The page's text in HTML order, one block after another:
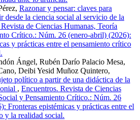
Razonar y pensar: claves para
desde la ciencia social al servicio de la
de Ciencias Humanas, Teoría
Crítico.: Núm. 26 (enero-abril) (2026):
y prácticas entre el pensamiento crítico
Ángel, Rubén Darío Palacio Mesa,
Deibi Yesid Muñoz Quintero,
político a partir de una didáctica de la
, Encuentros. Revista de Ciencias
y Pensamiento Crítico.: Núm. 26
Fronteras epistémicas y prácticas entre el
y la realidad social.